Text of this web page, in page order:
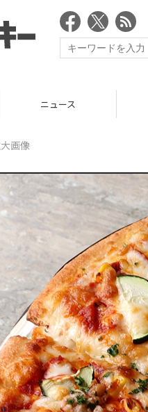
ニュース
画像